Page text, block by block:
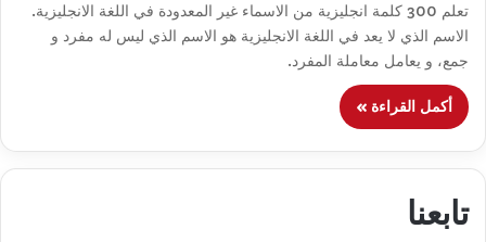
تعلم 300 كلمة انجليزية من الاسماء غير المعدودة في اللغة الانجليزية.
الاسم الذي لا يعد في اللغة الانجليزية هو الاسم الذي ليس له مفرد و
جمع، و يعامل معاملة المفرد.
أكمل القراءة »
تابعنا